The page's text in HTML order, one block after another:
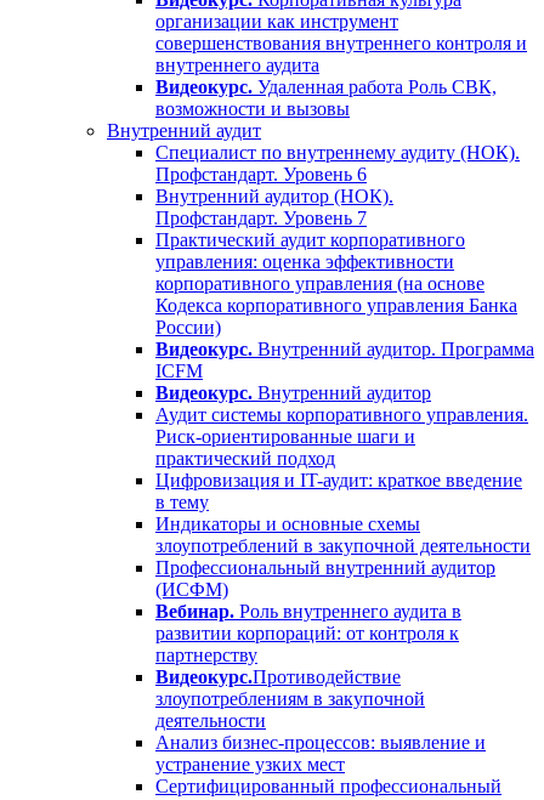
организации как инструмент
совершенствования внутреннего контроля и
внутреннего аудита
Видеокурс. Удаленная работа Роль СВК,
возможности и вызовы
Внутренний аудит
Специалист по внутреннему аудиту (НОК).
Профстандарт. Уровень 6
Внутренний аудитор (НОК).
Профстандарт. Уровень 7
Практический аудит корпоративного
управления: оценка эффективности
корпоративного управления (на основе
Кодекса корпоративного управления Банка
России)
Видеокурс. Внутренний аудитор. Программа
ICFM
Видеокурс. Внутренний аудитор
Аудит системы корпоративного управления.
Риск-ориентированные шаги и
практический подход
Цифровизация и IT-аудит: краткое введение
в тему
Индикаторы и основные схемы
злоупотреблений в закупочной деятельности
Профессиональный внутренний аудитор
(ИСФМ)
Вебинар. Роль внутреннего аудита в
развитии корпораций: от контроля к
партнерству
Видеокурс.Противодействие
злоупотреблениям в закупочной
деятельности
Анализ бизнес-процессов: выявление и
устранение узких мест
Сертифицированный профессиональный